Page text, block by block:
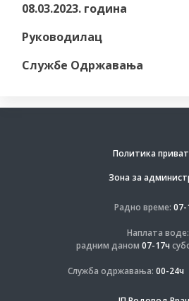
08.03.2023. година
Руководилац
Службе Одржавања
Политика
Зона за
Радно време: 07-
Наплата воде:
радним даном 07-17ч
Служба одржавања: 00-24ч